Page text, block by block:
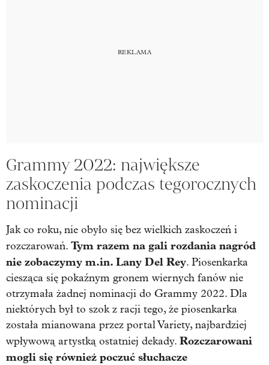
Grammy 2022: największe
zaskoczenia podczas tegorocznych
nominacji
Jak co roku, nie obyło się bez wielkich zaskoczeń i
rozczarowań. Tym razem na gali rozdania nagród
nie zobaczymy m.in. Lany Del Rey. Piosenkarka
ciesząca się pokaźnym gronem wiernych fanów nie
otrzymała żadnej nominacji do Grammy 2022. Dla
niektórych był to szok z racji tego, że piosenkarka
została mianowana przez portal Variety, najbardziej
wpływową artystką ostatniej dekady. Rozczarowani
mogli się również poczuć słuchacze